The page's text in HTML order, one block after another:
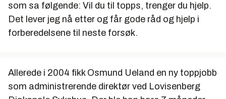
som sa følgende: Vil du til topps, trenger du hjelp.
Det lever jeg nå etter og får gode råd og hjelp i
forberedelsene til neste forsøk.
Allerede i 2004 fikk Osmund Ueland en ny toppjobb
som administrerende direktør ved Lovisenberg